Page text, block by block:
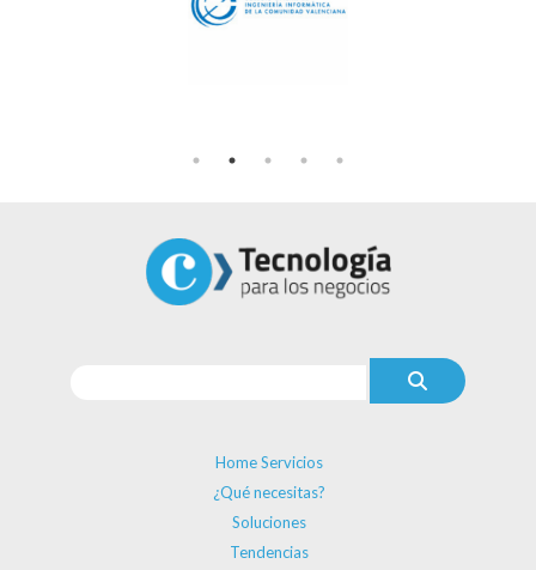
Home Servicios
¿Qué necesitas?
Soluciones
Tendencias